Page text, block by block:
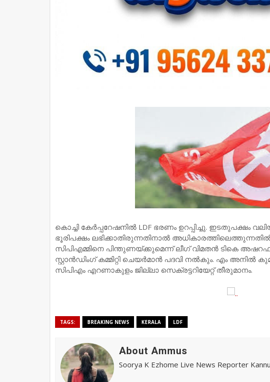
കൊച്ചി കേർപ്പറേഷനിൽ LDF ഭരണം ഉറപ്പിച്ചു. ഇടതുപക്ഷം
ഭൂരിപക്ഷം ലഭിക്കാതിരുന്നതിനാൽ
സിപിഎമ്മിനെ പിന്തുണയ്ക്കുമെന്ന് ലീഗ് വിമതൻ ടികെ
സ്റ്റാൻഡിംഗ് കമ്മിറ്റി ചെയർമാൻ പദവി നൽകും. എം അനിൽ
സിപിഎം എറണാകുളം ജില്ലാ സെക്രട്ടറിയേറ്റ് തീരുമാനം.
TAGS: BREAKING NEWS KERALA LDF
About Ammus
Soorya K Ezhome Live News Reporter